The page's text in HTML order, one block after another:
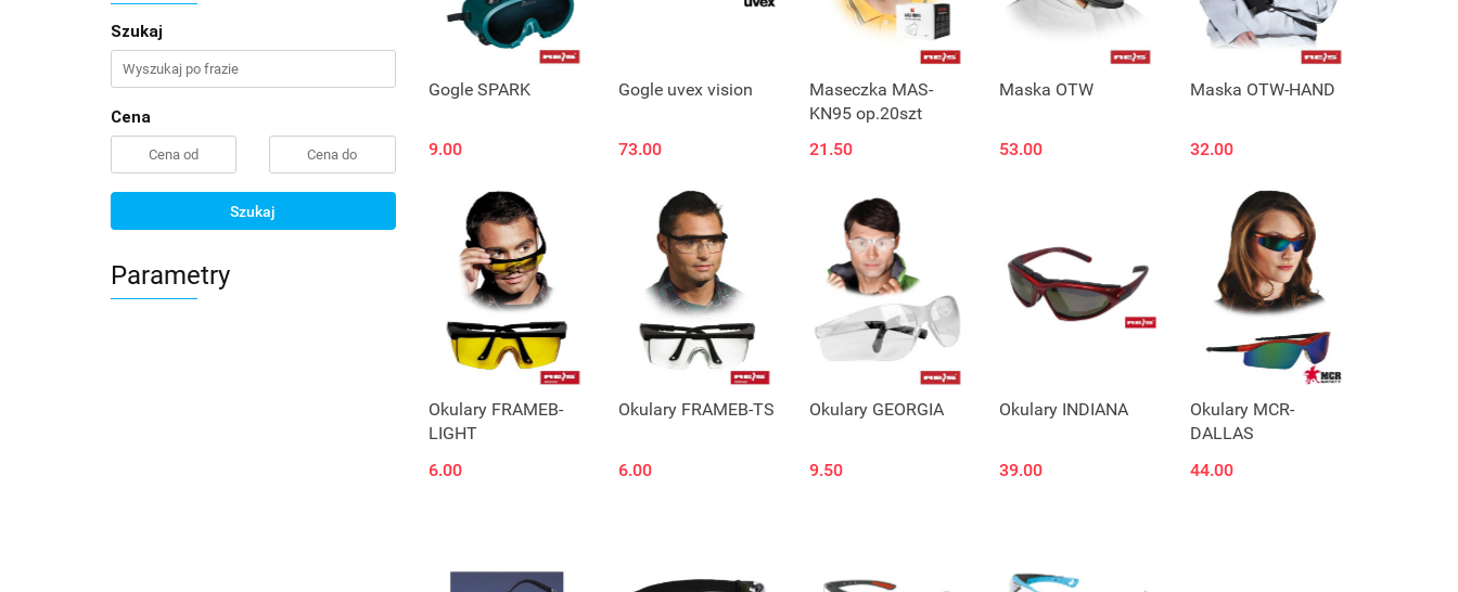
Szukaj
Cena
Szukaj
Parametry
Gogle SPARK
9.00
Gogle uvex vision
73.00
Maseczka MAS-
KN95 op.20szt
21.50
Maska OTW
53.00
Maska OTW-HAND
32.00
Okulary FRAMEB-
LIGHT
6.00
Okulary FRAMEB-TS
6.00
Okulary GEORGIA
9.50
Okulary INDIANA
39.00
Produkt niedostępny
Okulary MCR-
DALLAS
44.00